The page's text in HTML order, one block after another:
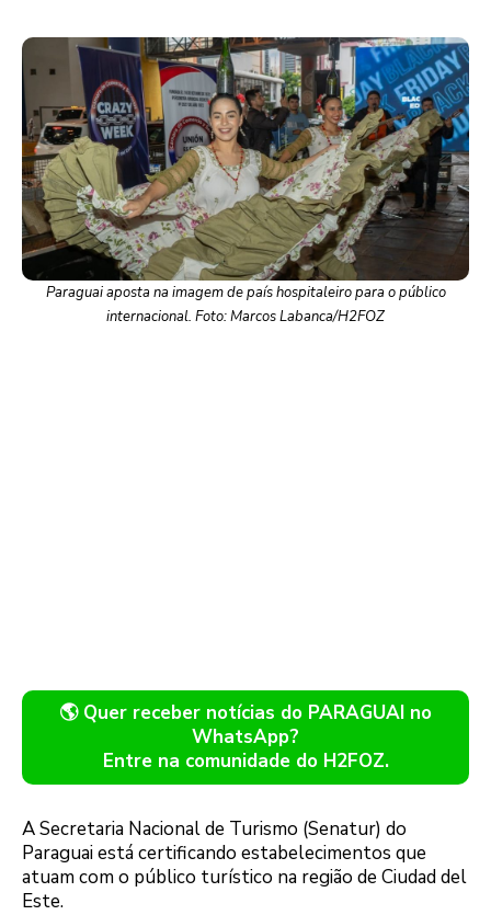
Paraguai aposta na imagem de país hospitaleiro para o público
internacional. Foto: Marcos Labanca/H2FOZ
🌎 Quer receber notícias do PARAGUAI no
WhatsApp?
Entre na comunidade do H2FOZ.
A Secretaria Nacional de Turismo (Senatur) do
Paraguai está certificando estabelecimentos que
atuam com o público turístico na região de Ciudad del
Este.